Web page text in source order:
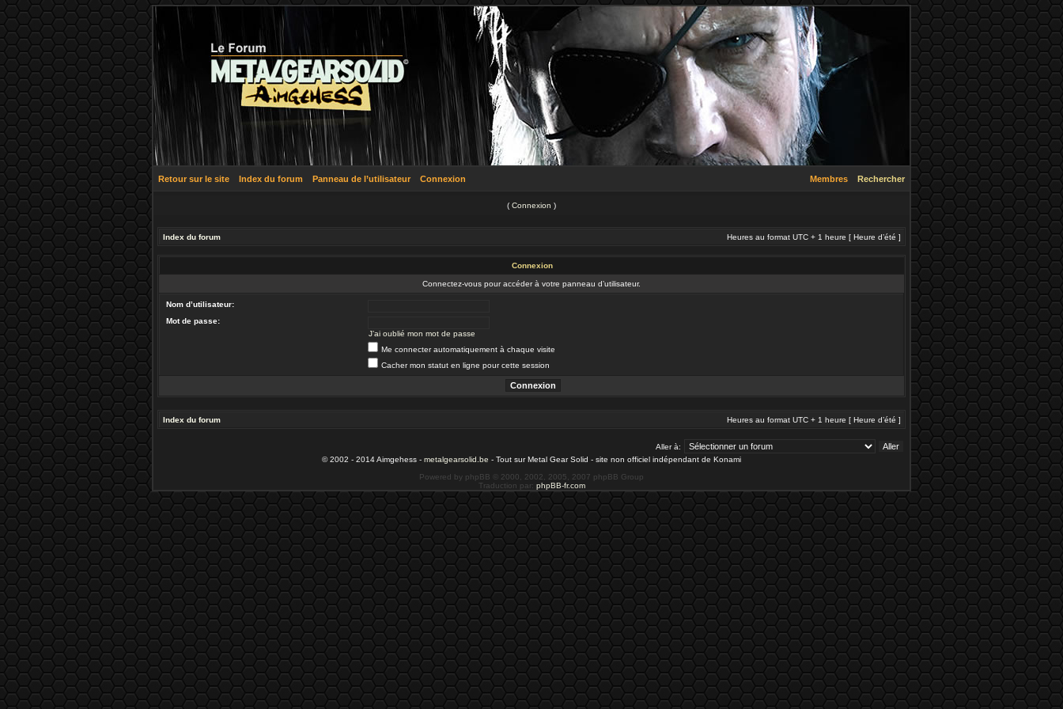
Retour sur le site Index du forum Panneau de l’utilisateur Connexion Rechercher
Membres
( Connexion )
Index du forum Heures au format UTC + 1 heure [ Heure d’été ]
Connexion
Connectez-vous pour accéder à votre panneau d’utilisateur.
Nom d’utilisateur:
Mot de passe:
J’ai oublié mon mot de passe
Me connecter automatiquement à chaque visite
Cacher mon statut en ligne pour cette session
Index du forum Heures au format UTC + 1 heure [ Heure d’été ]
Aller à:
© 2002 - 2014 Aimgehess - metalgearsolid.be - Tout sur Metal Gear Solid - site non officiel indépendant de Konami
Powered by phpBB © 2000, 2002, 2005, 2007 phpBB Group
Traduction par: phpBB-fr.com